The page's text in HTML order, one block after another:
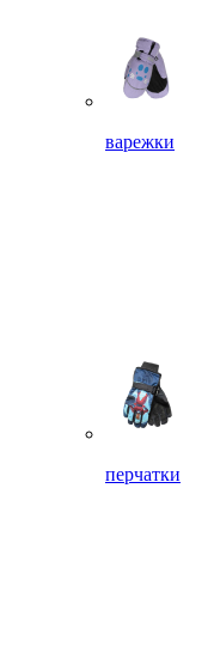
варежки
перчатки